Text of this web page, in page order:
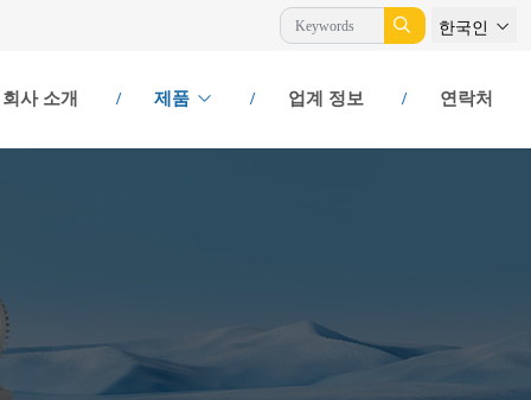
한국인
회사 소개 제품 업계 정보 연락처